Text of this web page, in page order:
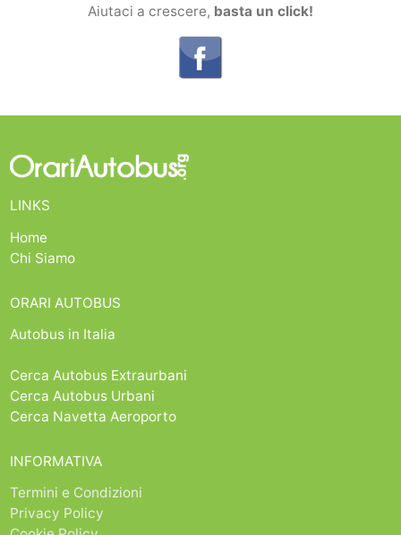
Aiutaci a crescere, basta un click!
LINKS
Home
Chi Siamo
ORARI AUTOBUS
Autobus in Italia
Cerca Autobus Extraurbani
Cerca Autobus Urbani
Cerca Navetta Aeroporto
INFORMATIVA
Termini e Condizioni
Privacy Policy